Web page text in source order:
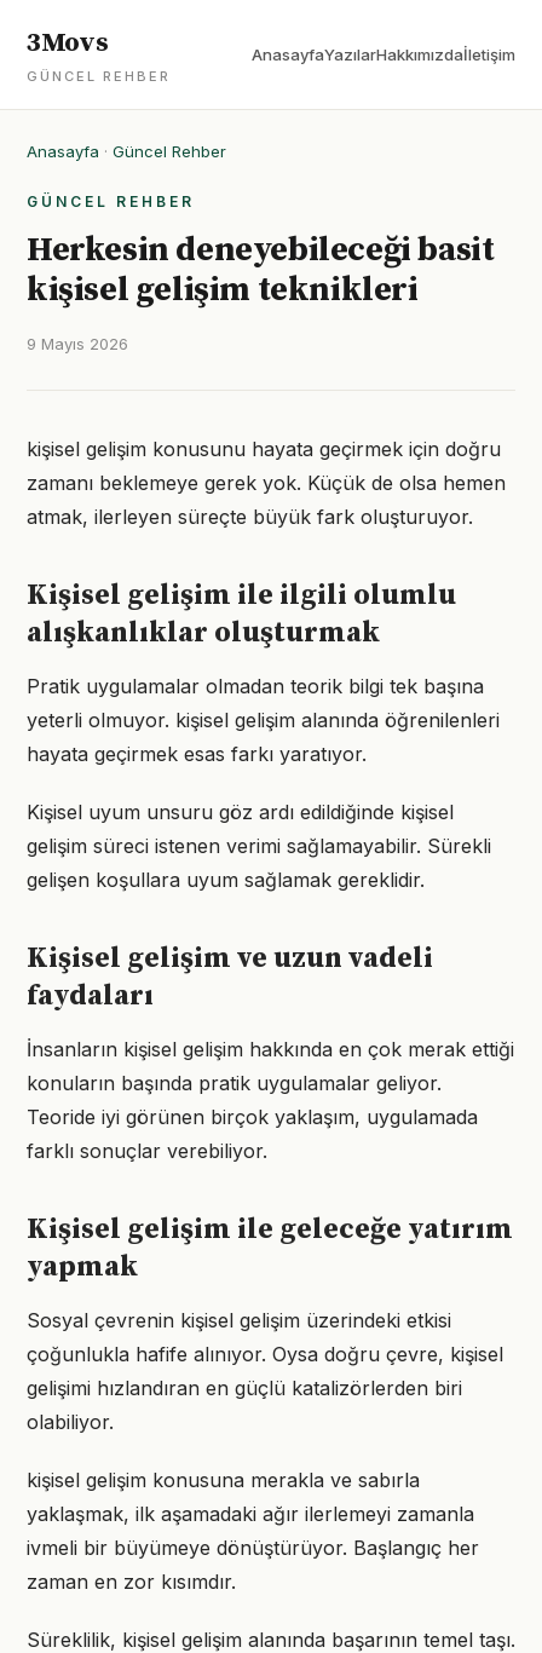
3Movs
GÜNCEL REHBER
AnasayfaYazılarHakkımızdaİletişim
Anasayfa · Güncel Rehber
GÜNCEL REHBER
Herkesin deneyebileceği basit
kişisel gelişim teknikleri
9 Mayıs 2026
kişisel gelişim konusunu hayata geçirmek için doğru
zamanı beklemeye gerek yok. Küçük de olsa hemen
atmak, ilerleyen süreçte büyük fark oluşturuyor.
Kişisel gelişim ile ilgili olumlu
alışkanlıklar oluşturmak
Pratik uygulamalar olmadan teorik bilgi tek başına
yeterli olmuyor. kişisel gelişim alanında öğrenilenleri
hayata geçirmek esas farkı yaratıyor.
Kişisel uyum unsuru göz ardı edildiğinde kişisel
gelişim süreci istenen verimi sağlamayabilir. Sürekli
gelişen koşullara uyum sağlamak gereklidir.
Kişisel gelişim ve uzun vadeli
faydaları
İnsanların kişisel gelişim hakkında en çok merak ettiği
konuların başında pratik uygulamalar geliyor.
Teoride iyi görünen birçok yaklaşım, uygulamada
farklı sonuçlar verebiliyor.
Kişisel gelişim ile geleceğe yatırım
yapmak
Sosyal çevrenin kişisel gelişim üzerindeki etkisi
çoğunlukla hafife alınıyor. Oysa doğru çevre, kişisel
gelişimi hızlandıran en güçlü katalizörlerden biri
olabiliyor.
kişisel gelişim konusuna merakla ve sabırla
yaklaşmak, ilk aşamadaki ağır ilerlemeyi zamanla
ivmeli bir büyümeye dönüştürüyor. Başlangıç her
zaman en zor kısımdır.
Süreklilik, kişisel gelişim alanında başarının temel taşı.